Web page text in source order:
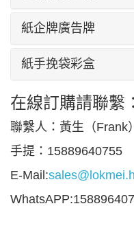
紙企牌廣告牌
紙手挽袋彩盒
在線訂購請聯繫：
聯繫人：黃生（Frank）
手提：15889640755
E-Mail: